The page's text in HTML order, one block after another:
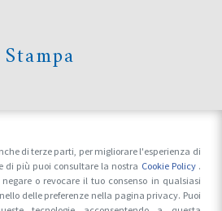
Stampa
Stampa e Fotografi
di terze parti, per migliorare l'esperienza di
di più puoi consultare la nostra Cookie Policy .
o revocare il tuo consenso in qualsiasi
delle preferenze nella pagina privacy. Puoi